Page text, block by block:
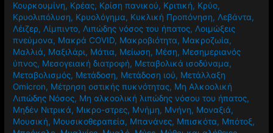
Κουρκουμίνη, Κρέας, Κρίση πανικού, Κριτική, Κρύο,
Κρυολιπόλυση, Κρυολόγημα, Κυκλική Προπόνηση, Λεβάντα,
Λέιζερ, Λίμπιντο, Λιπώδης νόσος του ήπατος, Λοιμώξεις
πνεύμονα, Μακρά COVID, Μακροβιότητα, Μακροζωία,
Μαλλιά, Μαξιλάρι, Μάτια, Μείωση, Μέση, Μεσημεριανός
ύπνος, Μεσογειακή διατροφή, Μεταβολικά ισοδύναμα,
Μεταβολισμός, Μετάδοση, Μετάδοση ιού, Μετάλλαξη
Omicron, Μέτρηση οστικής πυκνότητας, Μη Αλκοολική
Λιπώδης Νόσος, Μη αλκοολική λιπώδης νόσου του ήπατος,
Μηδέν Νιτρικά, Μικρο-στρες, Μνήμη, Μνήνη, Μοναξιά,
Μουσική, Μουσικοθεραπεία, Μπανάνες, Μπισκότα, Μπότοξ,